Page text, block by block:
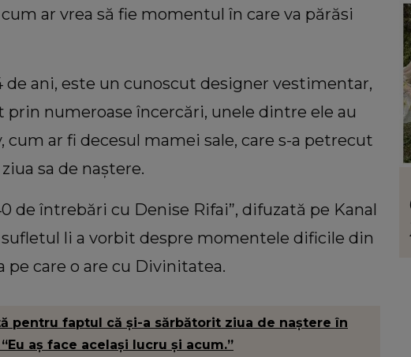
ar vrea să fie momentul în care va părăsi
de ani, este un cunoscut designer vestimentar,
numeroase încercări, unele dintre ele au
ar fi decesul mamei sale, care s-a petrecut
sa de naștere.
de întrebări cu Denise Rifai”, difuzată pe Kanal
sufletul li a vorbit despre momentele dificile din
pe care o are cu Divinitatea.
pentru faptul că și-a sărbătorit ziua de naștere în
aș face același lucru și acum.”
în funcție de
potrivește dacă
romantică
Care este trucul Mariei
pentru un păr atât de lung.
dezvăluit ce anume a ajutat-o
avea probleme cu el: “Am învățat